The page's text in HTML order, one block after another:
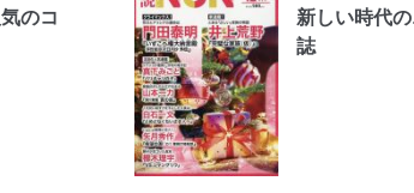
のコ
新しい時代
誌